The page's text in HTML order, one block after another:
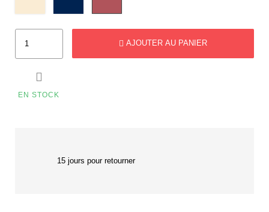
AJOUTER AU PANIER

EN STOCK
15 jours pour retourner